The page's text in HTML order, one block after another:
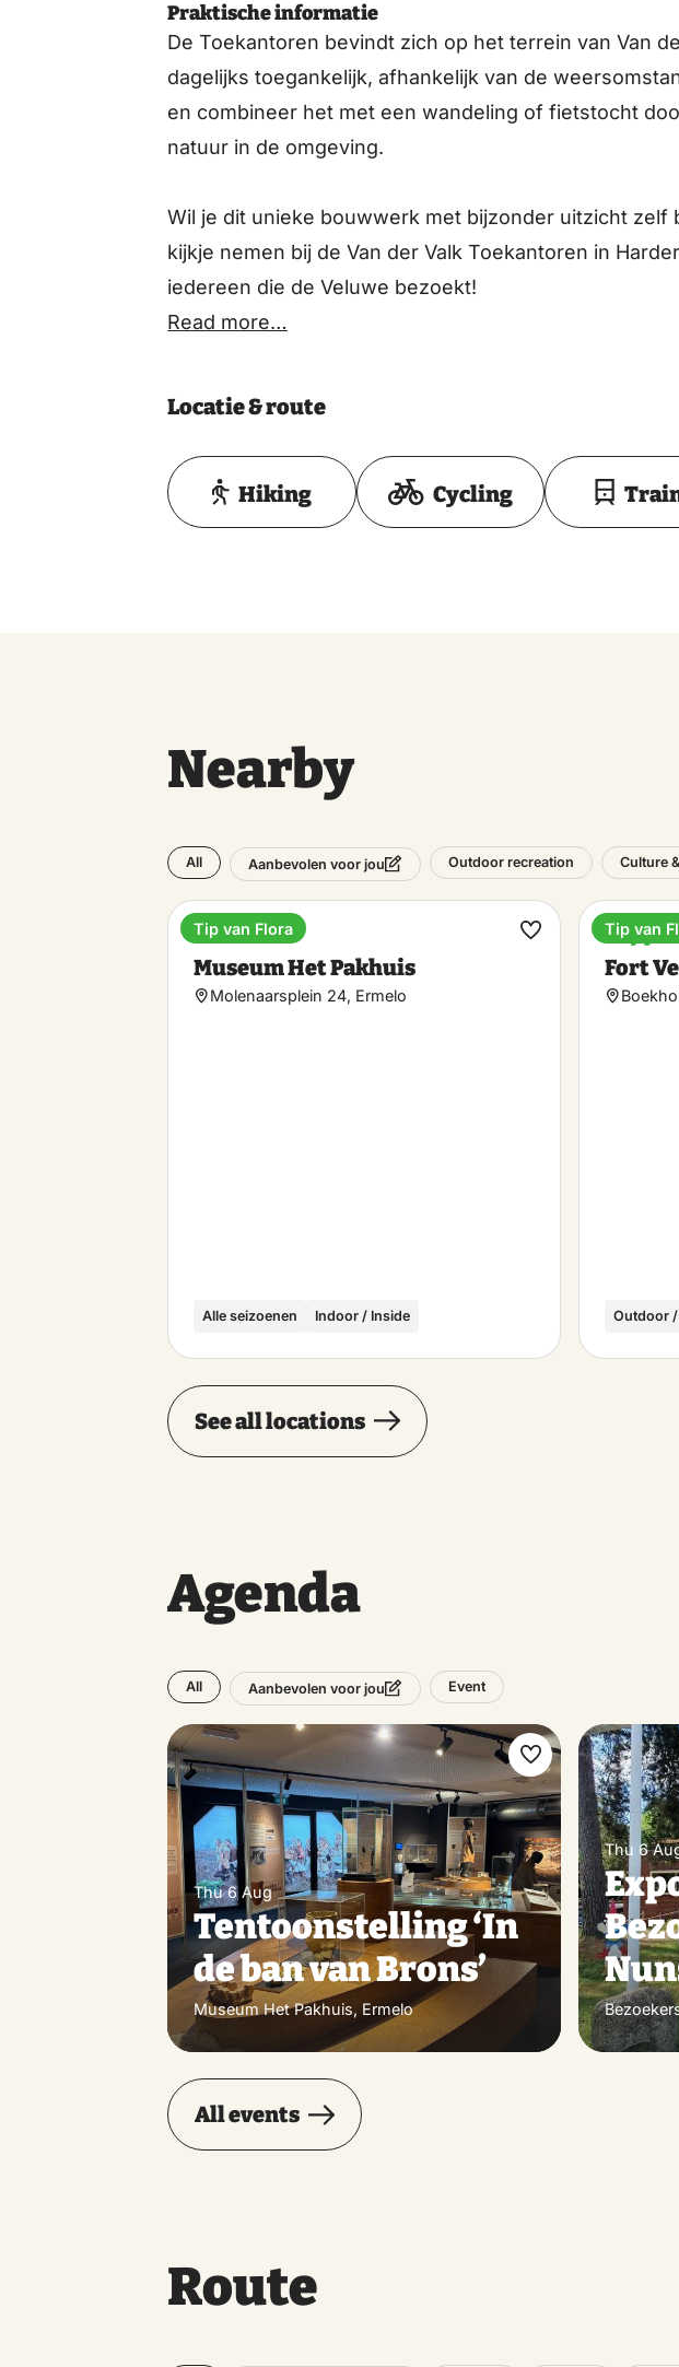
Praktische informatie
De Toekantoren bevindt zich op het terrein van Van
dagelijks toegankelijk, afhankelijk van de
en combineer het met een wandeling of fietstocht
natuur in de omgeving.
Wil je dit unieke bouwwerk met bijzonder uitzicht zelf
kijkje nemen bij de Van der Valk Toekantoren in
iedereen die de Veluwe bezoekt!
Read more…
Locatie & route
Toon op kaart
Hiking Cycling
Nearby
All Aanbevolen voor jou Outdoor recreation Culture
Museum
Museum Het Pakhuis
Molenaarsplein 24, Ermelo
Alle seizoenen Indoor / Inside
Tip van Flora
Make
Play
Fort
Outdoor
Tip van
See all locations
Agenda
All Aanbevolen voor jou Event
Thu 6 Aug
Tentoonstelling ‘In
de ban van Brons’
Museum Het Pakhuis, Ermelo
Make
favorite
Thu 6
All events
Route